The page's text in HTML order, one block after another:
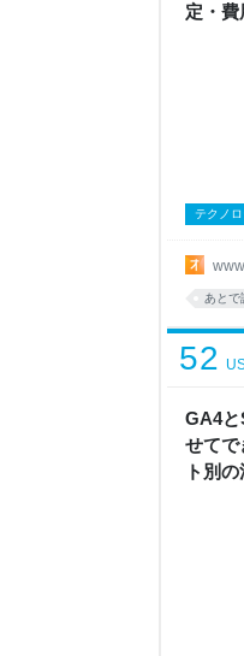
定・
テクノ
あとで
GA4
せてで
ト別
52